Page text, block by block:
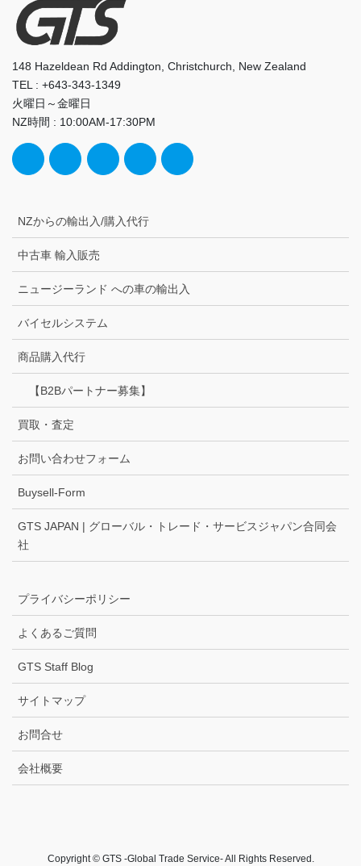
148 Hazeldean Rd Addington, Christchurch, New Zealand
TEL : +643-343-1349
火曜日～金曜日
NZ時間 : 10:00AM-17:30PM
NZからの輸出入/購入代行
中古車 輸入販売
ニュージーランド への車の輸出入
バイセルシステム
商品購入代行
【B2Bパートナー募集】
買取・査定
お問い合わせフォーム
Buysell-Form
GTS JAPAN | グローバル・トレード・サービスジャパン合同会
社
プライバシーポリシー
よくあるご質問
GTS Staff Blog
サイトマップ
お問合せ
会社概要
Copyright © GTS -Global Trade Service- All Rights Reserved.